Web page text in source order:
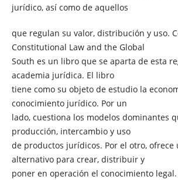
jurídico, así como de aquellos
que regulan su valor, distribución y uso.
Constitutional Law and the Global
South es un libro que se aparta de esta
academia jurídica. El libro
tiene como su objeto de estudio la
conocimiento jurídico. Por un
lado, cuestiona los modelos dominantes
producción, intercambio y uso
de productos jurídicos. Por el otro, ofrece
alternativo para crear, distribuir y
poner en operación el conocimiento